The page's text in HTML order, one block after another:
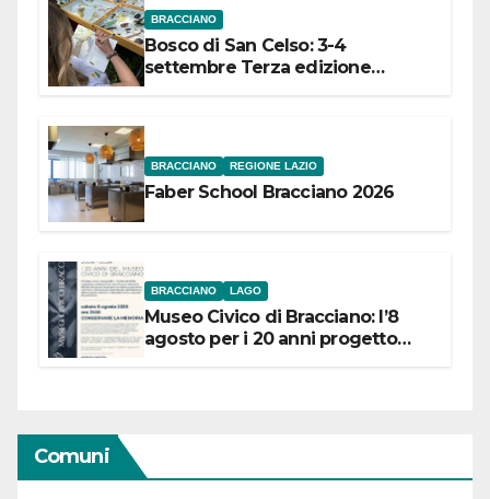
BRACCIANO
Bosco di San Celso: 3-4
settembre Terza edizione
BRACCIANO REGIONE LAZIO
Faber School Bracciano 2026
BRACCIANO LAGO
Museo Civico di Bracciano: l’8
agosto per i 20 anni progetto
Comuni